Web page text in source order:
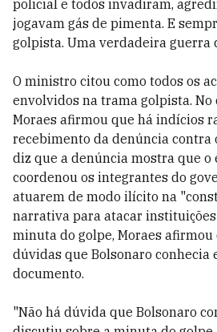
policial e todos invadiram,
jogavam gás de pimenta. E
golpista. Uma verdadeira guerra
O ministro citou como todos os
envolvidos na trama golpista. No
Moraes afirmou que há indícios
recebimento da denúncia contra
diz que a denúncia mostra que o
coordenou os integrantes do
atuarem de modo ilícito na
narrativa para atacar
minuta do golpe, Moraes
dúvidas que Bolsonaro conhecia
documento.
"Não há dúvida que Bolsonaro